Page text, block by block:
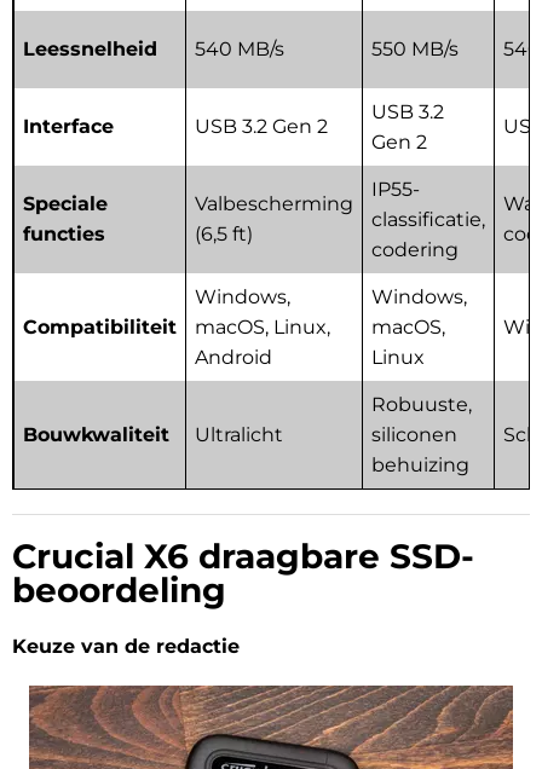
Leessnelheid 540 MB/s 550 MB/s
Interface USB 3.2 Gen 2
USB 3.2
Gen 2
Speciale
functies
Valbescherming
(6,5 ft)
IP55-
classificatie,
codering
Compatibiliteit
Windows,
macOS, Linux,
Android
Windows,
macOS,
Linux
Bouwkwaliteit Ultralicht
Robuuste,
siliconen
behuizing
Crucial X6 draagbare SSD-
beoordeling
Keuze van de redactie